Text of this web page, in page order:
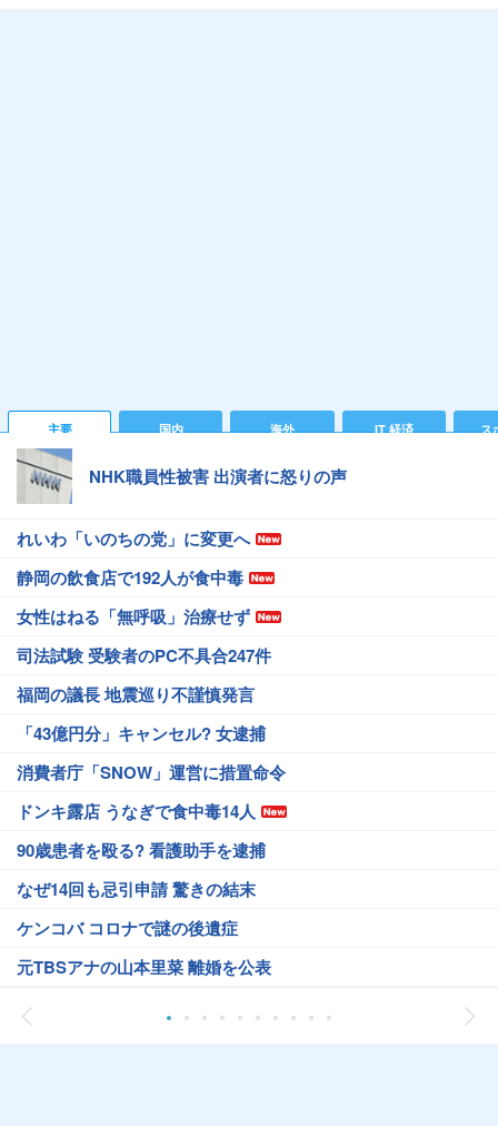
主要 国内 海外 IT 経済 ス
NHK職員性被害 出演者に怒りの声
れいわ「いのちの党」に変更へ
静岡の飲食店で192人が食中毒
女性はねる「無呼吸」治療せず
司法試験 受験者のPC不具合247件
福岡の議長 地震巡り不謹慎発言
「43億円分」キャンセル? 女逮捕
消費者庁「SNOW」運営に措置命令
ドンキ露店 うなぎで食中毒14人
90歳患者を殴る? 看護助手を逮捕
なぜ14回も忌引申請 驚きの結末
ケンコバ コロナで謎の後遺症
元TBSアナの山本里菜 離婚を公表